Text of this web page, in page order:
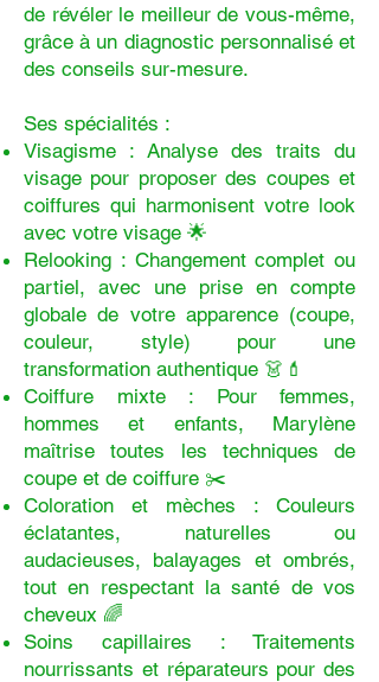
de révéler le meilleur de vous-même,
grâce à un diagnostic personnalisé et
des conseils sur-mesure.
Ses spécialités :
Visagisme : Analyse des traits du
visage pour proposer des coupes et
coiffures qui harmonisent votre look
avec votre visage 🌟
Relooking : Changement complet ou
partiel, avec une prise en compte
globale de votre apparence (coupe,
couleur, style) pour une
transformation authentique 👗💄
Coiffure mixte : Pour femmes,
hommes et enfants, Marylène
maîtrise toutes les techniques de
coupe et de coiffure ✂️
Coloration et mèches : Couleurs
éclatantes, naturelles ou
audacieuses, balayages et ombrés,
tout en respectant la santé de vos
cheveux 🌈
Soins capillaires : Traitements
nourrissants et réparateurs pour des